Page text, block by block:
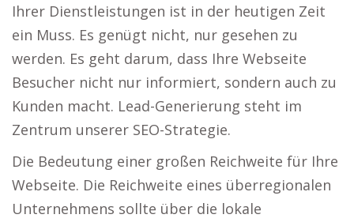
Ihrer Dienstleistungen ist in der heutigen Zeit
ein Muss. Es genügt nicht, nur gesehen zu
werden. Es geht darum, dass Ihre Webseite
Besucher nicht nur informiert, sondern auch zu
Kunden macht. Lead-Generierung steht im
Zentrum unserer SEO-Strategie.
Die Bedeutung einer großen Reichweite für Ihre
Webseite. Die Reichweite eines überregionalen
Unternehmens sollte über die lokale